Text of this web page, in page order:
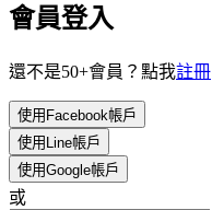
會員登入
還不是50+會員？點我註冊
使用Facebook帳戶
使用Line帳戶
使用Google帳戶
或